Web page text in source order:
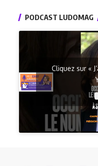
PODCAST LUDOMAG
Cliquez sur «